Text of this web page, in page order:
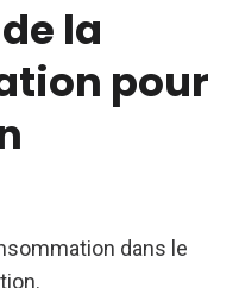
la
pour
dans le